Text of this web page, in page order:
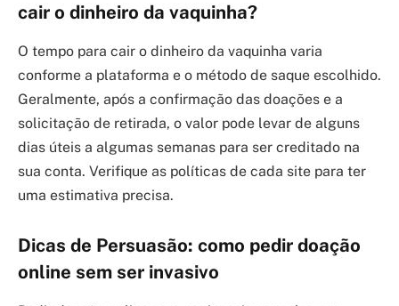
cair o dinheiro da vaquinha?
O tempo para cair o dinheiro da vaquinha varia
conforme a plataforma e o método de saque escolhido.
Geralmente, após a confirmação das doações e a
solicitação de retirada, o valor pode levar de alguns
dias úteis a algumas semanas para ser creditado na
sua conta. Verifique as políticas de cada site para ter
uma estimativa precisa.
Dicas de Persuasão: como pedir doação
online sem ser invasivo